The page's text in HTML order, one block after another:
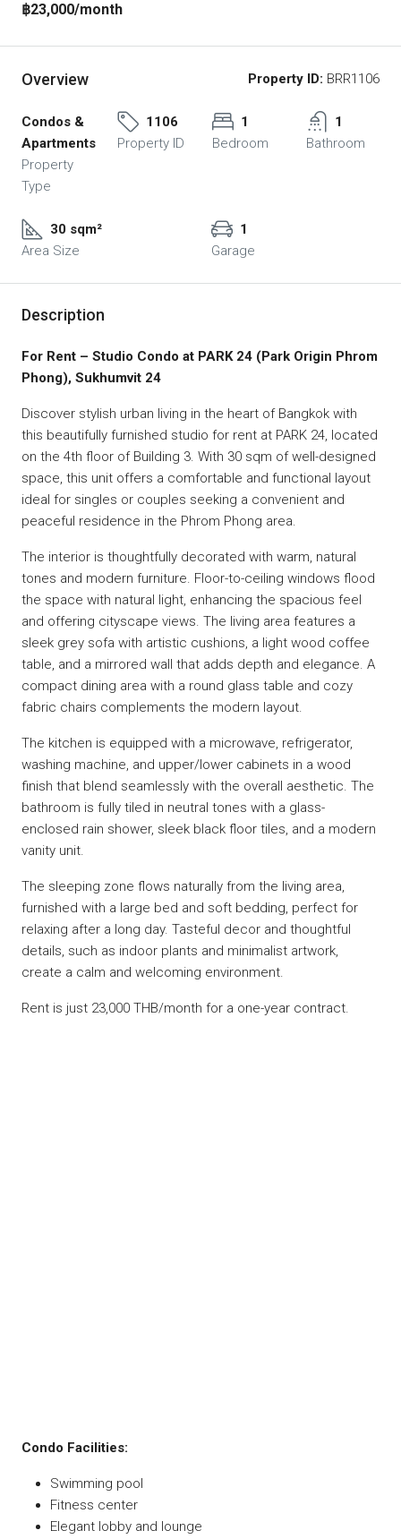
฿23,000/month
Overview Property ID: BRR1106
Condos &
Apartments
Property
Type
1106
Property ID
1
Bedroom
1
Bathroom
30 sqm²
Area Size
1
Garage
Description
For Rent – Studio Condo at PARK 24 (Park Origin Phrom
Phong), Sukhumvit 24
Discover stylish urban living in the heart of Bangkok with
this beautifully furnished studio for rent at PARK 24, located
on the 4th floor of Building 3. With 30 sqm of well-designed
space, this unit offers a comfortable and functional layout
ideal for singles or couples seeking a convenient and
peaceful residence in the Phrom Phong area.
The interior is thoughtfully decorated with warm, natural
tones and modern furniture. Floor-to-ceiling windows flood
the space with natural light, enhancing the spacious feel
and offering cityscape views. The living area features a
sleek grey sofa with artistic cushions, a light wood coffee
table, and a mirrored wall that adds depth and elegance. A
compact dining area with a round glass table and cozy
fabric chairs complements the modern layout.
The kitchen is equipped with a microwave, refrigerator,
washing machine, and upper/lower cabinets in a wood
finish that blend seamlessly with the overall aesthetic. The
bathroom is fully tiled in neutral tones with a glass-
enclosed rain shower, sleek black floor tiles, and a modern
vanity unit.
The sleeping zone flows naturally from the living area,
furnished with a large bed and soft bedding, perfect for
relaxing after a long day. Tasteful decor and thoughtful
details, such as indoor plants and minimalist artwork,
create a calm and welcoming environment.
Rent is just 23,000 THB/month for a one-year contract.
Condo Facilities:
Swimming pool
Fitness center
Elegant lobby and lounge